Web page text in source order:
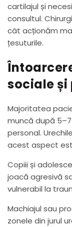
cartilajul și
consultul.
cât acționăm
țesuturile.
sociale
Majoritatea
muncă după
personal.
acest aspect
Copiii și
joacă agresivă
vulnerabil la
Machiajul sau
zonele din jurul